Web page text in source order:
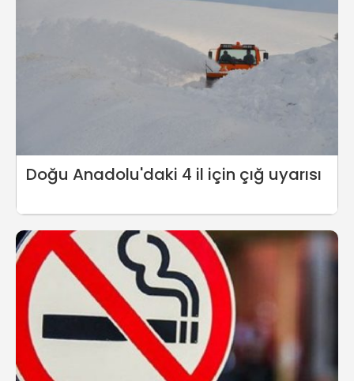
Doğu Anadolu'daki 4 il için çığ uyarısı